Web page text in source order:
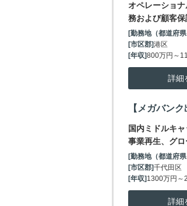
オペレーショ
務および顧客
[勤務地（都道府
[市区郡]港区
[年収]800万円～
詳細
国内ミドルキャ
事業再生、グ
[勤務地（都道府
[市区郡]千代田区
[年収] 1300万円～
詳細